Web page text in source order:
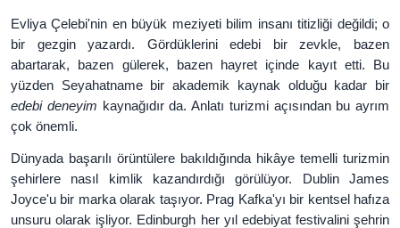
Evliya Çelebi'nin en büyük meziyeti bilim insanı titizliği değildi; o
bir gezgin yazardı. Gördüklerini edebi bir zevkle, bazen
abartarak, bazen gülerek, bazen hayret içinde kayıt etti. Bu
yüzden Seyahatname bir akademik kaynak olduğu kadar bir
edebi deneyim kaynağıdır da. Anlatı turizmi açısından bu ayrım
çok önemli.
Dünyada başarılı örüntülere bakıldığında hikâye temelli turizmin
şehirlere nasıl kimlik kazandırdığı görülüyor. Dublin James
Joyce'u bir marka olarak taşıyor. Prag Kafka'yı bir kentsel hafıza
unsuru olarak işliyor. Edinburgh her yıl edebiyat festivalini şehrin